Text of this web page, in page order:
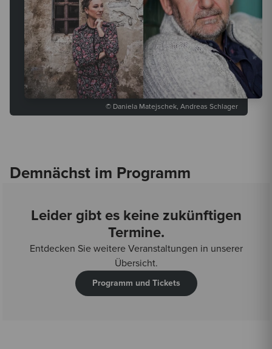
© Daniela Matejschek, Andreas Schlager
Demnächst im Programm
Leider gibt es keine zukünftigen
Termine.
Entdecken Sie weitere Veranstaltungen in unserer
Übersicht.
Programm und Tickets